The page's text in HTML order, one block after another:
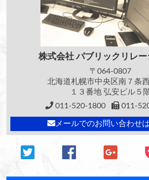
株式会社パブリックリレ
〒064-0807
北海道札幌市中央区南７条
１３番地 弘安ビル５
011-520-1800
011-
メールでのお問い合わせ